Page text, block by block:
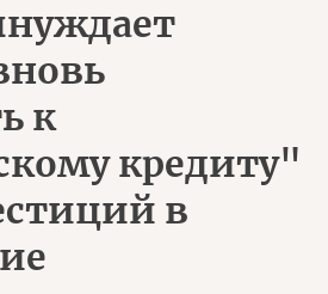
к
кредиту"
в